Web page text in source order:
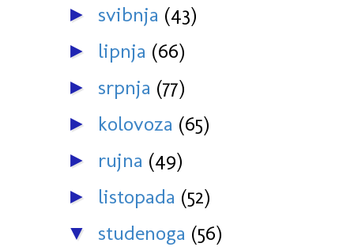
► svibnja (43)
► lipnja (66)
► srpnja (77)
► kolovoza (65)
► rujna (49)
► listopada (52)
▼ studenoga (56)